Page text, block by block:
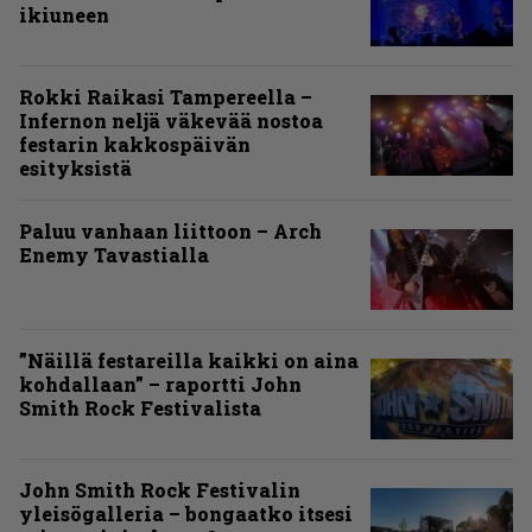
ikiuneen
Rokki Raikasi Tampereella –
Infernon neljä väkevää nostoa
festarin kakkospäivän
esityksistä
Paluu vanhaan liittoon – Arch
Enemy Tavastialla
”Näillä festareilla kaikki on aina
kohdallaan” – raportti John
Smith Rock Festivalista
John Smith Rock Festivalin
yleisögalleria – bongaatko itsesi